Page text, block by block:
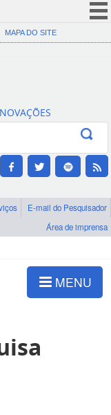
(COVID-19)
Canais
MAPA DO SITE
E-mail do Pesquisador
Área de imprensa
MENU